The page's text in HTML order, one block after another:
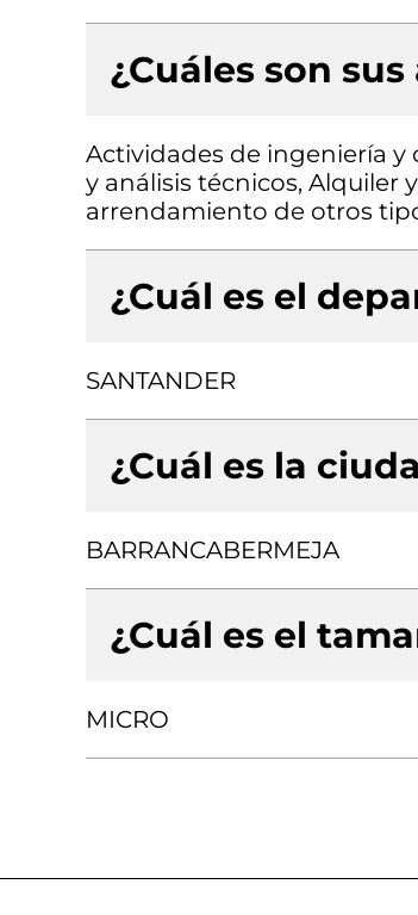
¿Cuáles son
Actividades de ingeniería y
y análisis técnicos, Alquiler
arrendamiento de otros
¿Cuál es el
SANTANDER
¿Cuál es la
BARRANCABERMEJA
¿Cuál es el
MICRO